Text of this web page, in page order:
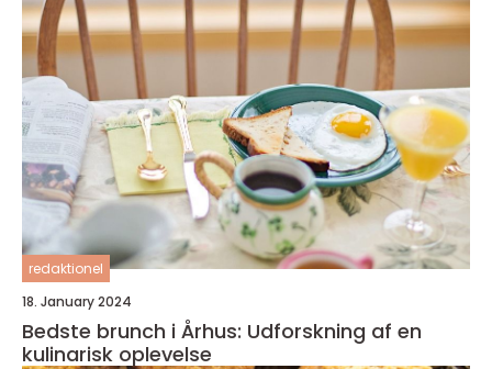
redaktionel
18. January 2024
Bedste brunch i Århus: Udforskning af en
kulinarisk oplevelse